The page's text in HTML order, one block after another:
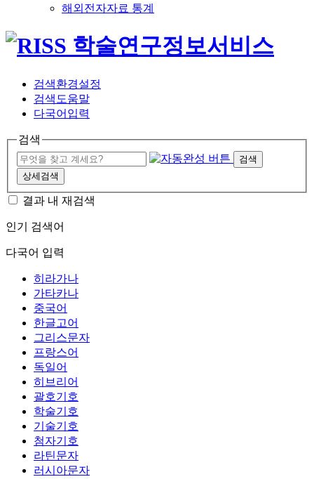
해외전자자료 통계
검색환경설정
검색도움말
다국어입력
검색
검색
상세검색
결과 내 재검색
인기 검색어
다국어 입력
히라가나
가타카나
중국어
한글고어
그리스문자
프랑스어
독일어
히브리어
괄호기호
학술기호
기술기호
첨자기호
라틴문자
러시아문자